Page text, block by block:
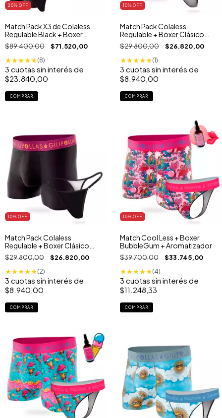
20% OFF
Match Pack X3 de Colaless
Regulable Black + Boxer
Clasico Negro
$89.400,00 $71.520,00
★★★★★(8)
3 cuotas sin interés de
$23.840,00
COMPRAR
10% OFF
Match Pack Colaless
Regulable + Boxer Clásico
Gris Melange
$29.800,00 $26.820,00
★★★★★(1)
3 cuotas sin interés de
$8.940,00
COMPRAR
10% OFF
Match Pack Colaless
Regulable + Boxer Clásico
Negro
$29.800,00 $26.820,00
★★★★★(2)
3 cuotas sin interés de
$8.940,00
COMPRAR
15% OFF
Match Cool Less + Boxer
BubbleGum + Aromatizador
$39.700,00 $33.745,00
★★★★★(4)
3 cuotas sin interés de
$11.248,33
COMPRAR